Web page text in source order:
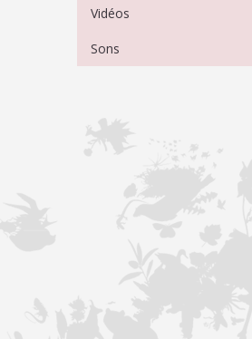
Vidéos
Sons